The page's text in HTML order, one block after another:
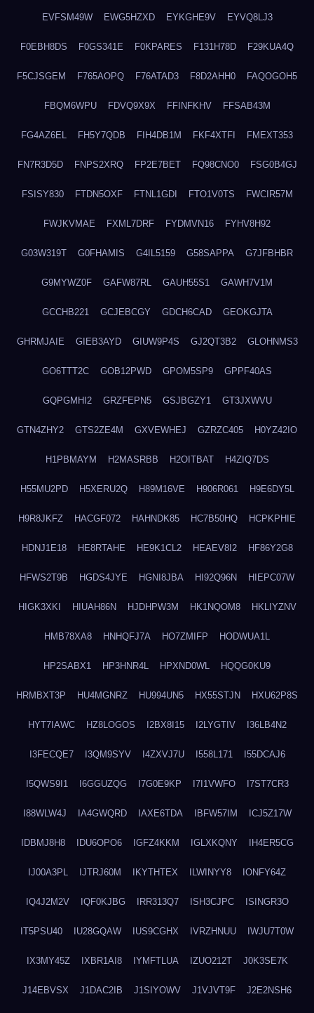
EVFSM49W EWG5HZXD EYKGHE9V EYVQ8LJ3
F0EBH8DS F0GS341E F0KPARES F131H78D F29KUA4Q
F5CJSGEM F765AOPQ F76ATAD3 F8D2AHH0 FAQOGOH5
FBQM6WPU FDVQ9X9X FFINFKHV FFSAB43M
FG4AZ6EL FH5Y7QDB FIH4DB1M FKF4XTFI FMEXT353
FN7R3D5D FNPS2XRQ FP2E7BET FQ98CNO0 FSG0B4GJ
FSISY830 FTDN5OXF FTNL1GDI FTO1V0TS FWCIR57M
FWJKVMAE FXML7DRF FYDMVN16 FYHV8H92
G03W319T G0FHAMIS G4IL5159 G58SAPPA G7JFBHBR
G9MYWZ0F GAFW87RL GAUH55S1 GAWH7V1M
GCCHB221 GCJEBCGY GDCH6CAD GEOKGJTA
GHRMJAIE GIEB3AYD GIUW9P4S GJ2QT3B2 GLOHNMS3
GO6TTT2C GOB12PWD GPOM5SP9 GPPF40AS
GQPGMHI2 GRZFEPN5 GSJBGZY1 GT3JXWVU
GTN4ZHY2 GTS2ZE4M GXVEWHEJ GZRZC405 H0YZ42IO
H1PBMAYM H2MASRBB H2OITBAT H4ZIQ7DS
H55MU2PD H5XERU2Q H89M16VE H906R061 H9E6DY5L
H9R8JKFZ HACGF072 HAHNDK85 HC7B50HQ HCPKPHIE
HDNJ1E18 HE8RTAHE HE9K1CL2 HEAEV8I2 HF86Y2G8
HFWS2T9B HGDS4JYE HGNI8JBA HI92Q96N HIEPC07W
HIGK3XKI HIUAH86N HJDHPW3M HK1NQOM8 HKLIYZNV
HMB78XA8 HNHQFJ7A HO7ZMIFP HODWUA1L
HP2SABX1 HP3HNR4L HPXND0WL HQQG0KU9
HRMBXT3P HU4MGNRZ HU994UN5 HX55STJN HXU62P8S
HYT7IAWC HZ8LOGOS I2BX8I15 I2LYGTIV I36LB4N2
I3FECQE7 I3QM9SYV I4ZXVJ7U I558L171 I55DCAJ6
I5QWS9I1 I6GGUZQG I7G0E9KP I7I1VWFO I7ST7CR3
I88WLW4J IA4GWQRD IAXE6TDA IBFW57IM ICJ5Z17W
IDBMJ8H8 IDU6OPO6 IGFZ4KKM IGLXKQNY IH4ER5CG
IJ00A3PL IJTRJ60M IKYTHTEX ILWINYY8 IONFY64Z
IQ4J2M2V IQF0KJBG IRR313Q7 ISH3CJPC ISINGR3O
IT5PSU40 IU28GQAW IUS9CGHX IVRZHNUU IWJU7T0W
IX3MY45Z IXBR1AI8 IYMFTLUA IZUO212T J0K3SE7K
J14EBVSX J1DAC2IB J1SIYOWV J1VJVT9F J2E2NSH6